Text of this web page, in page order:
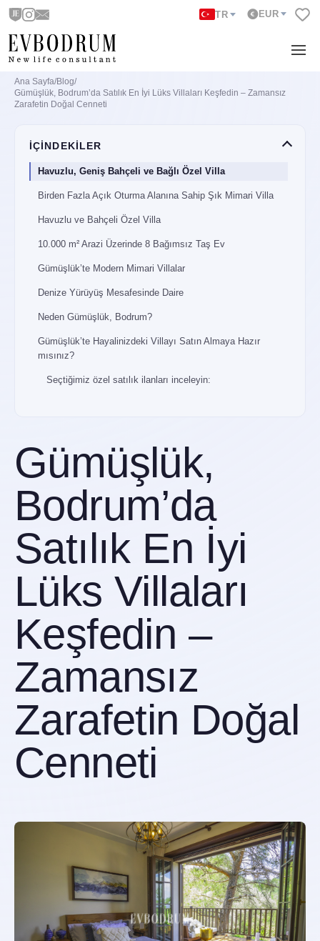
TR EUR
Ana Sayfa/Blog/
Gümüşlük, Bodrum’da Satılık En İyi Lüks Villaları Keşfedin – Zamansız
Zarafetin Doğal Cenneti
Gümüşlük,
Bodrum’da
Satılık En İyi
Lüks Villaları
Keşfedin –
Zamansız
Zarafetin Doğal
Cenneti
İÇİNDEKİLER
Havuzlu, Geniş Bahçeli ve Bağlı Özel Villa
Birden Fazla Açık Oturma Alanına Sahip Şık Mimari Villa
Havuzlu ve Bahçeli Özel Villa
10.000 m² Arazi Üzerinde 8 Bağımsız Taş Ev
Gümüşlük’te Modern Mimari Villalar
Denize Yürüyüş Mesafesinde Daire
Neden Gümüşlük, Bodrum?
Gümüşlük’te Hayalinizdeki Villayı Satın Almaya Hazır
mısınız?
Seçtiğimiz özel satılık ilanları inceleyin: